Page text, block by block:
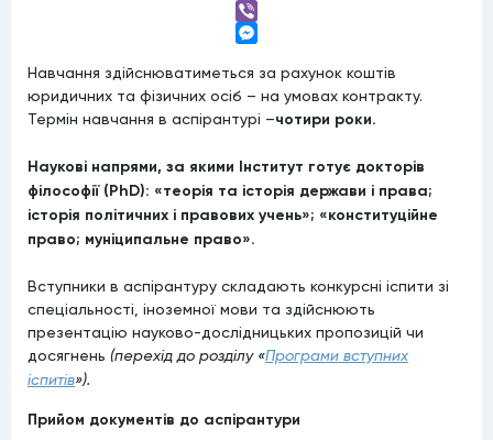
Telegram
Viber
Навчання здійснюватиметься за рахунок коштів
юридичних та фізичних осіб – на умовах контракту.
Термін навчання в аспірантурі –чотири роки.
Наукові напрями, за якими Інститут готує докторів
філософії (PhD): «теорія та історія держави і права;
історія політичних і правових учень»; «конституційне
право; муніципальне право».
Вступники в аспірантуру складають конкурсні іспити зі
спеціальності, іноземної мови та здійснюють
презентацію науково-дослідницьких пропозицій чи
досягнень (перехід до розділу «Програми вступних
іспитів»).
Прийом документів до аспірантури